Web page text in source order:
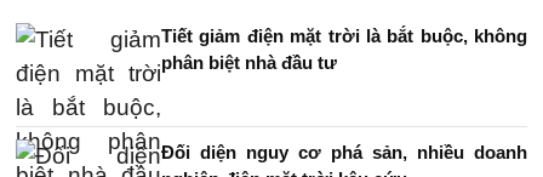
Tiết giảm điện mặt trời là bắt buộc, không
phân biệt nhà đầu tư
Đối diện nguy cơ phá sản, nhiều doanh